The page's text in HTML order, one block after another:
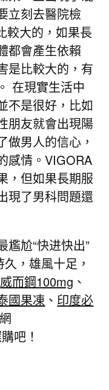
立刻去醫院檢
較大的，如果長
都會產生依賴
是比較大的，有
在現實生活中
不是很好，比如
朋友就會出現陽
做男人的信心，
感情。VIGORA
，但如果長期服
現了男科問題還
尷尬“快进快出”
，雄風十足，
威而鋼100mg 、
國果凍 、 印度必
吧！